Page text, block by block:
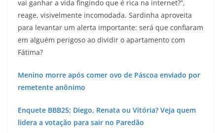
vai ganhar a vida fingindo que é rica na internet?”,
reage, visivelmente incomodada. Sardinha aproveita
para levantar um alerta importante: será que confiaram
em alguém perigoso ao dividir o apartamento com
Fátima?
Menino morre após comer ovo de Páscoa enviado por
remetente anônimo
Enquete BBB25; Diego, Renata ou Vitória? Veja quem
lidera a votação para sair no Paredão